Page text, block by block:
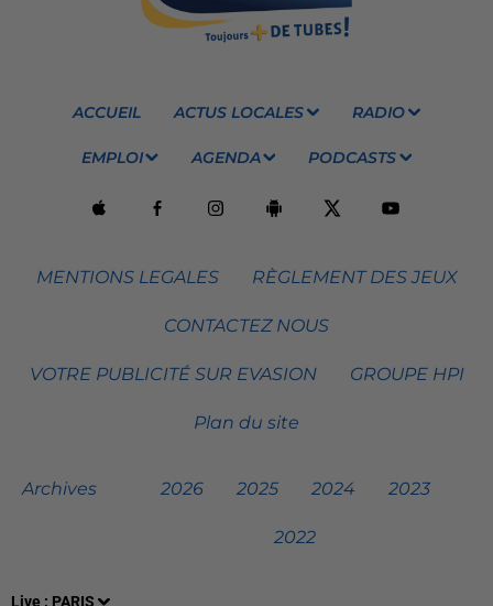
Live : PARIS
ACCUEIL ACTUS LOCALES RADIO
EMPLOI AGENDA PODCASTS
MENTIONS LEGALES RÈGLEMENT DES JEUX
CONTACTEZ NOUS
VOTRE PUBLICITÉ SUR EVASION GROUPE HPI
Plan du site
Archives 2026 2025 2024 2023
2022